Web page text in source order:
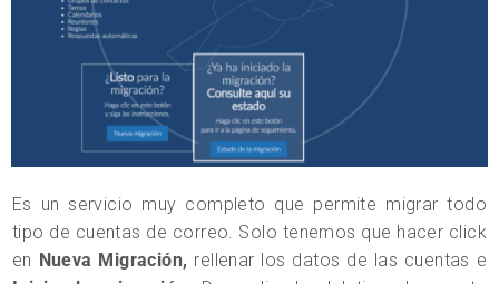
Es un servicio muy completo que permite migrar todo
tipo de cuentas de correo. Solo tenemos que hacer click
en Nueva Migración, rellenar los datos de las cuentas e